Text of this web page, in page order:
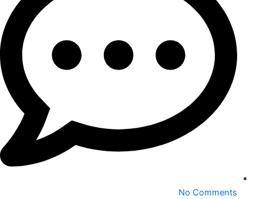
No Comments